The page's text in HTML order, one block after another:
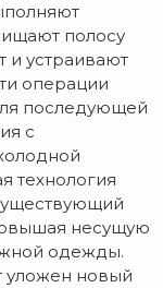
полосу
и устраивают
операции
последующей
с
технология
несущую
одежды.
уложен новый